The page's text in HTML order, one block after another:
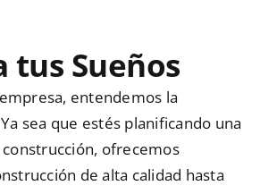
tus Sueños
entendemos la
sea que estés planificando una
ofrecemos
de alta calidad hasta